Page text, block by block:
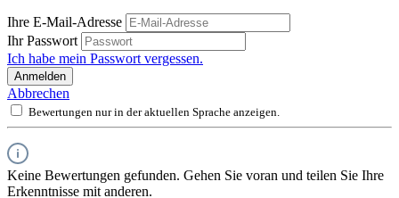
Ihre E-Mail-Adresse
Ihr Passwort
Ich habe mein Passwort vergessen.
Anmelden
Abbrechen
Bewertungen nur in der aktuellen Sprache anzeigen.
Keine Bewertungen gefunden. Gehen Sie voran und teilen Sie Ihre
Erkenntnisse mit anderen.